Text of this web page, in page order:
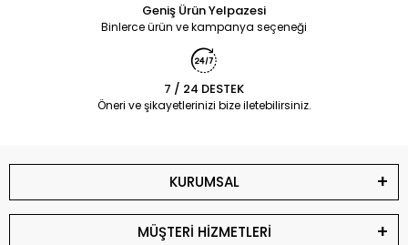
Geniş Ürün Yelpazesi
Binlerce ürün ve kampanya seçeneği
7 / 24 DESTEK
Öneri ve şikayetlerinizi bize iletebilirsiniz.
KURUMSAL
MÜŞTERİ HİZMETLERİ